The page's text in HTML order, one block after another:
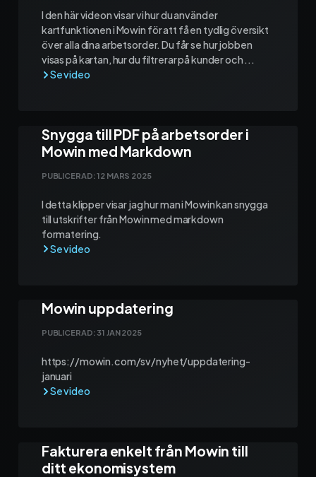
I den här videon visar vi hur du använder
kartfunktionen i Mowin för att få en tydlig översikt
över alla dina arbetsorder. Du får se hur jobben
visas på kartan, hur du filtrerar på kunder och ...
Snygga till PDF på arbetsorder i
Mowin med Markdown
PUBLICERAD:12 MARS 2025
I detta klipper visar jag hur man i Mowin kan snygga
till utskrifter från Mowin med markdown
formatering.
Mowin uppdatering
PUBLICERAD: 31 JAN 2025
https://mowin.com/sv/nyhet/uppdatering-
januari
Fakturera enkelt från Mowin till
ditt ekonomisystem